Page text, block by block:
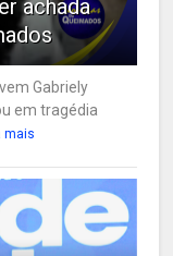
achada
Gabriely
em tragédia
mais